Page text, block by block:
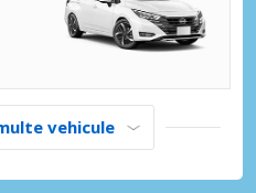
vehicule